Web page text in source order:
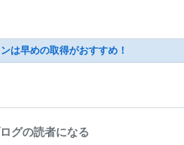
は早めの取得がおすすめ！
グの読者になる